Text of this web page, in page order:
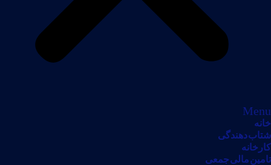
Menu
خانه
شتاب دهندگی
کارخانه
تامین مالی جمعی